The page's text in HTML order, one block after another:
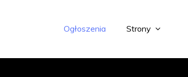
Ogłoszenia Strony